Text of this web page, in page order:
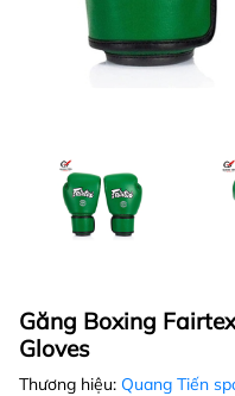
Găng Boxing
Gloves
Thương hiệu: Quang Tiến